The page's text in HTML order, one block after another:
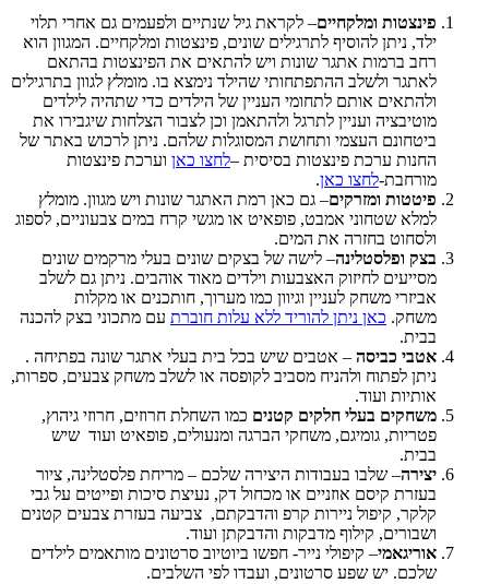
פינצטות ומלקחיים– לקראת גיל שנתיים ולפעמים גם אחרי תלוי
ילד, ניתן להוסיף לתרגילים שונים, פינצטות ומלקחיים. המגוון הוא
רחב ברמות אתגר שונות ויש להתאים את הפינצטות בהתאם
לאתגר ולשלב ההתפתחותי שהילד נימצא בו. מומלץ לגוון בתרגילים
ולהתאים אותם לתחומי העניין של הילדים כדי שתהיה לילדים
מוטיבציה ועניין לתרגל ולהתאמן וכן לצבור הצלחות שיגבירו את
ביטחונם העצמי ותחושת המסוגלות שלהם. ניתן לרכוש באתר של
החנות ערכת פינצטות בסיסית –לחצו כאן וערכת פינצטות
מורחבת-לחצו כאן.
פיטטות ומזרקים– גם כאן רמת האתגר שונות ויש מגוון. מומלץ
למלא שטחוני אמבט, פופאיט או מגשי קרח במים צבעוניים, לספוג
ולסחוט בחזרה את המים.
בצק ופלסטלינה– לישה של בצקים שונים בעלי מרקמים שונים
מסייעים לחיזוק האצבעות וילדים מאוד אוהבים. ניתן גם לשלב
אביזרי משחק לעניין וגיוון כמו מערוך, חותכנים או מקלות
משחק. כאן ניתן להוריד ללא עלות חוברת עם מתכוני בצק להכנה
בבית.
אטבי כביסה – אטבים שיש בכל בית בעלי אתגר שונה בפתיחה .
ניתן לפתוח ולהניח מסביב לקופסה או לשלב משחק צבעים, ספרות,
אותיות ועוד.
משחקים בעלי חלקים קטנים כמו השחלת חרוזים, חרוזי גיהוץ,
פטריות, גומיגם, משחקי הברגה ומנעולים, פופאיט ועוד שיש
בבית.
יצירה– שלבו בעבודות היצירה שלכם – מריחת פלסטלינה, ציור
בעזרת קיסם אוזניים או מכחול דק, נעיצת סיכות ופייטים על גבי
קלקר, קיפול ניירות קרפ והדבקתם, צביעה בעזרת צבעים קטנים
ושבורים, קילוף מדבקות והדבקתן ועוד.
אוריגאמי– קיפולי נייר- חפשו ביוטיוב סרטונים מותאמים לילדים
שלכם. יש שפע סרטונים, ועבדו לפי השלבים.